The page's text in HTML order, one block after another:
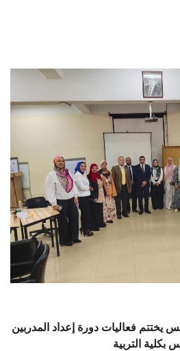
يختتم فعاليات دورة إعداد المدربين
بكلية التربية